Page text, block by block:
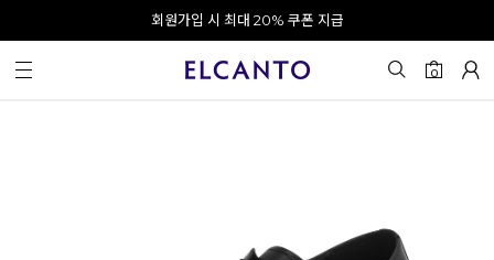
오전 10시 이전 결제 완료 시 오늘 출발!
회원가입 시 최대 20% 쿠폰 지급
0